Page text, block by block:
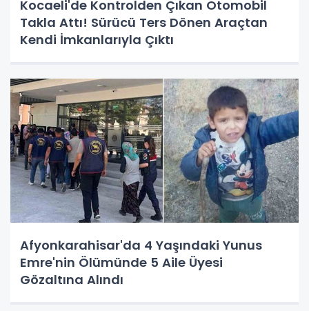
Kocaeli'de Kontrolden Çıkan Otomobil
Takla Attı! Sürücü Ters Dönen Araçtan
Kendi İmkanlarıyla Çıktı
Afyonkarahisar'da 4 Yaşındaki Yunus
Emre'nin Ölümünde 5 Aile Üyesi
Gözaltına Alındı